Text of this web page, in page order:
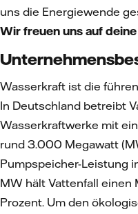
uns die Energiewende
Wir freuen uns auf
Wasserkraft ist die
In Deutschland betreibt
Wasserkraftwerke mit
rund 3.000 Megawatt
Pumpspeicher-Leistung
MW hält Vattenfall
Prozent. Um den